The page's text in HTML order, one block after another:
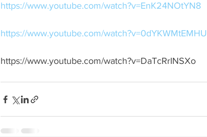
https://www.youtube.com/watch?v=EnK24NOtYN8
https://www.youtube.com/watch?v=0dYKWMtEMHU
https://www.youtube.com/watch?v=DaTcRrINSXo